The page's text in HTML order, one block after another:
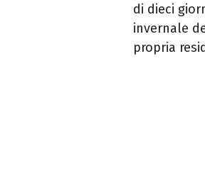
di dieci
invernale
propria